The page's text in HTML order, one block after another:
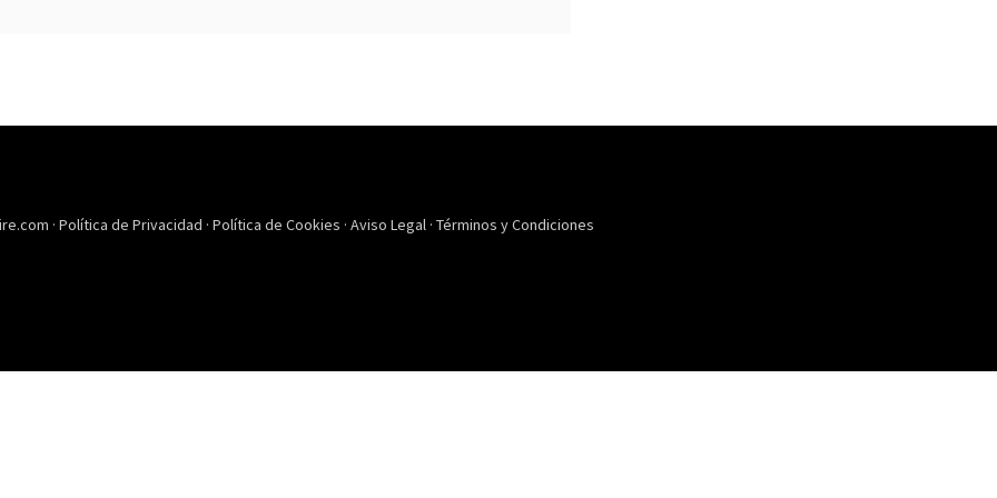
· Política de Privacidad · Política de Cookies · Aviso Legal · Términos y Condiciones